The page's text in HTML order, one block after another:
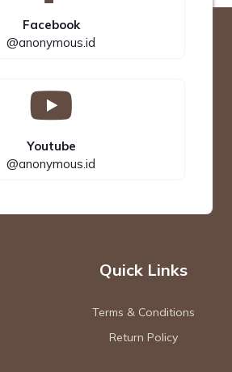
Facebook
@anonymous.id
Youtube
@anonymous.id
Quick Links
Terms & Conditions
Return Policy